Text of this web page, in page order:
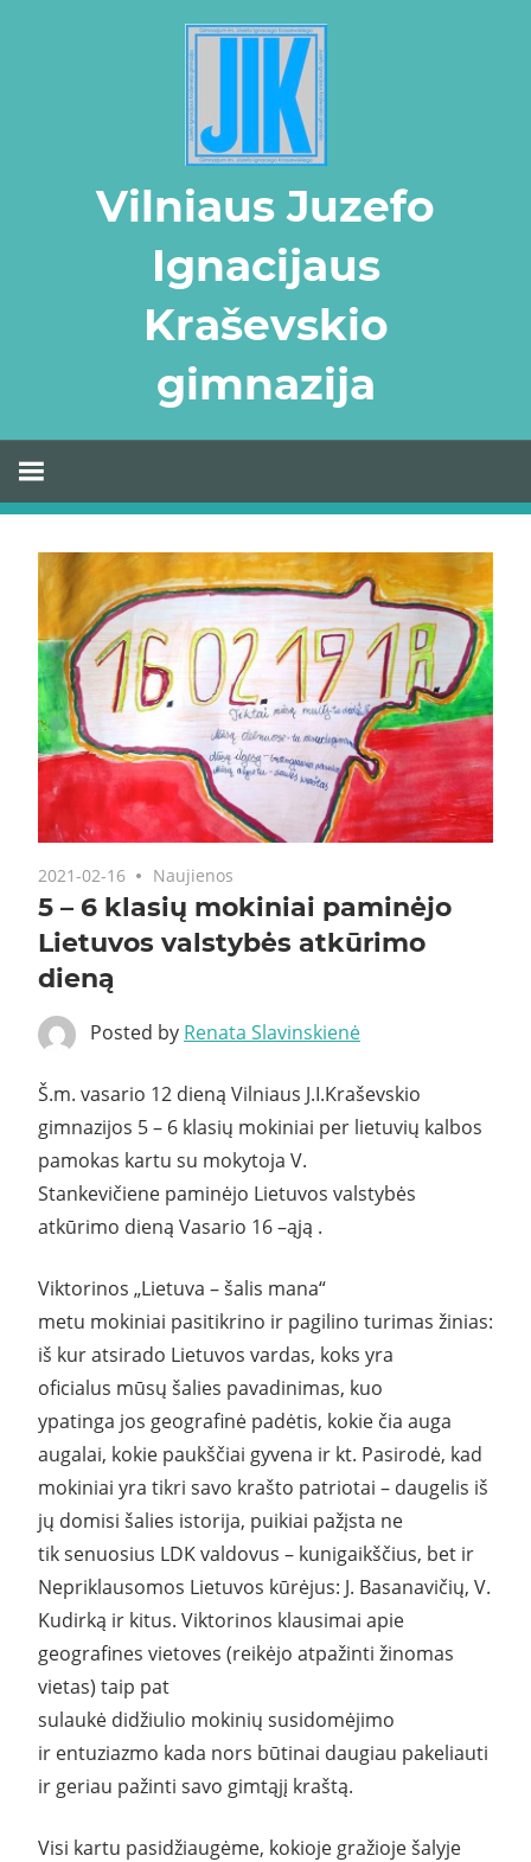
Vilniaus Juzefo
Ignacijaus
Kraševskio
gimnazija
2021-02-16 Naujienos
5 – 6 klasių mokiniai paminėjo
Lietuvos valstybės atkūrimo
dieną
Posted by Renata Slavinskienė
Š.m. vasario 12 dieną Vilniaus J.I.Kraševskio
gimnazijos 5 – 6 klasių mokiniai per lietuvių kalbos
pamokas kartu su mokytoja V.
Stankevičiene paminėjo Lietuvos valstybės
atkūrimo dieną Vasario 16 –ąją .
Viktorinos „Lietuva – šalis mana“
metu mokiniai pasitikrino ir pagilino turimas žinias:
iš kur atsirado Lietuvos vardas, koks yra
oficialus mūsų šalies pavadinimas, kuo
ypatinga jos geografinė padėtis, kokie čia auga
augalai, kokie paukščiai gyvena ir kt. Pasirodė, kad
mokiniai yra tikri savo krašto patriotai – daugelis iš
jų domisi šalies istorija, puikiai pažįsta ne
tik senuosius LDK valdovus – kunigaikščius, bet ir
Nepriklausomos Lietuvos kūrėjus: J. Basanavičių, V.
Kudirką ir kitus. Viktorinos klausimai apie
geografines vietoves (reikėjo atpažinti žinomas
vietas) taip pat
sulaukė didžiulio mokinių susidomėjimo
ir entuziazmo kada nors būtinai daugiau pakeliauti
ir geriau pažinti savo gimtąjį kraštą.
Visi kartu pasidžiaugėme, kokioje gražioje šalyje